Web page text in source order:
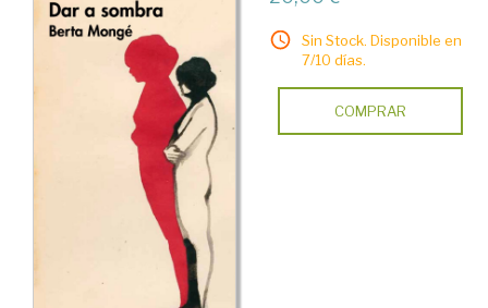
Sin Stock. Disponible en
7/10 días.
COMPRAR